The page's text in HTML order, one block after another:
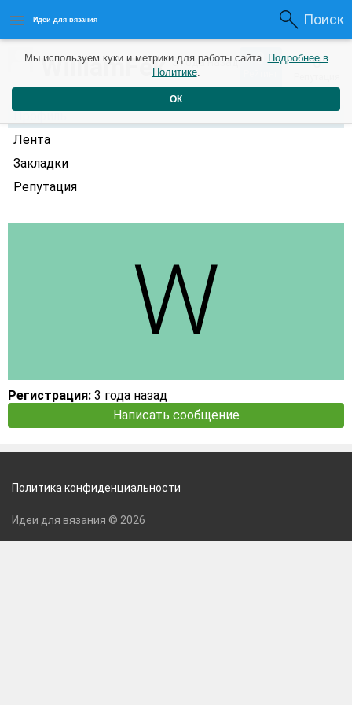
Идеи для вязания Поиск
WilliamFek3 года назад 0 0
Профиль
Лента
Закладки
Репутация
Регистрация: 3 года назад
Написать сообщение
Мы используем куки и метрики для работы сайта. Подробнее в
Политике.
ОК
Политика конфиденциальности
Идеи для вязания © 2026